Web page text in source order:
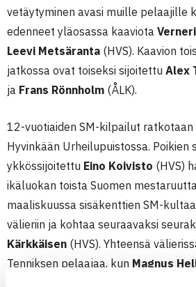
vetäytyminen avasi muille pelaajille
edenneet yläosassa kaaviota
Leevi Metsäranta (HVS). Kaavion
jatkossa ovat toiseksi sijoitettu Alex
ja Frans Rönnholm (ÅLK).
12-vuotiaiden SM-kilpailut
Hyvinkään Urheilupuistossa. Poikien
ykkössijoitettu Eino Koivisto (HVS)
ikäluokan toista Suomen
maaliskuussa sisäkenttien SM-
välieriin ja kohtaa seuraavaksi
Kärkkäisen (HVS). Yhteensä
Tenniksen pelaajaa, kun Magnus